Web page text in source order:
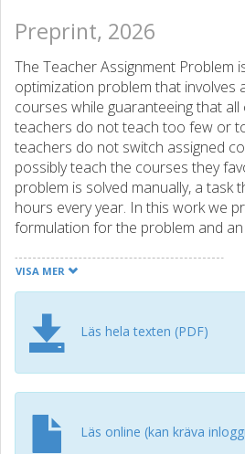
Preprint, 2026
The Teacher Assignment Problem
optimization problem that involves
courses while guaranteeing that
teachers do not teach too few or
teachers do not switch assigned
possibly teach the courses they
problem is solved manually, a task
hours every year. In this work we
formulation for the problem and
SMT, CP, and MILP solvers. The
tested over a real-world dataset
Technology, and produce teacher
smaller workload deviation, a more
distribution among the teachers,
switched courses.
VISA MER
Läs hela texten (PDF)
Läs online (kan kräva